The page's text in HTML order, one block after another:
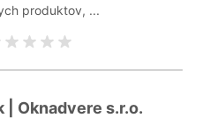
produktov, ...
| Oknadvere s.r.o.